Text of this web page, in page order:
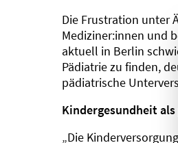
Die Frustration unter
Mediziner:innen und
aktuell in Berlin
Pädiatrie zu finden,
pädiatrische
Kindergesundheit
„Die